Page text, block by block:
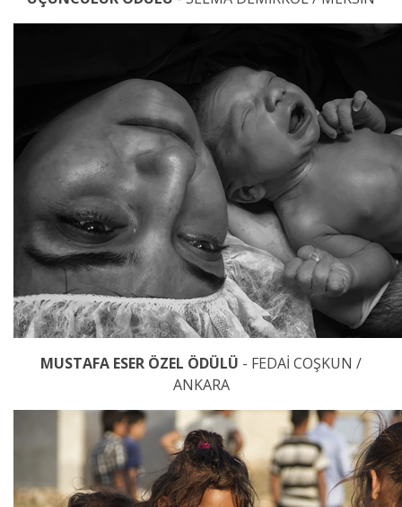
MUSTAFA ESER ÖZEL ÖDÜLÜ - FEDAİ COŞKUN /
ANKARA